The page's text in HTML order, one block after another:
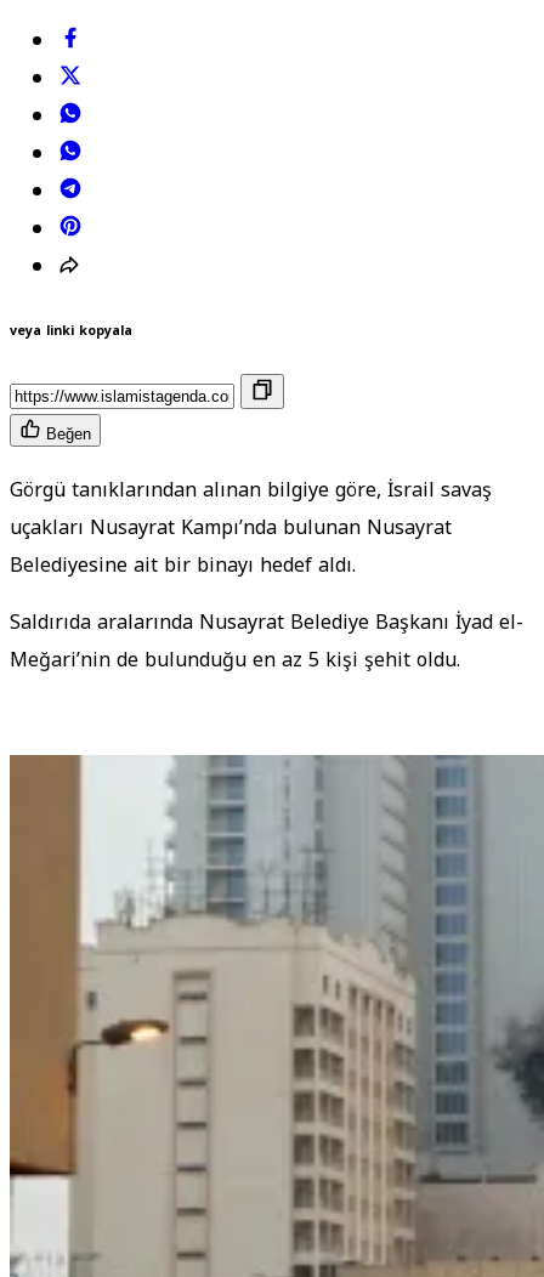
veya linki kopyala
Beğen
Görgü tanıklarından alınan bilgiye göre, İsrail savaş
uçakları Nusayrat Kampı’nda bulunan Nusayrat
Belediyesine ait bir binayı hedef aldı.
Saldırıda aralarında Nusayrat Belediye Başkanı İyad el-
Meğari’nin de bulunduğu en az 5 kişi şehit oldu.